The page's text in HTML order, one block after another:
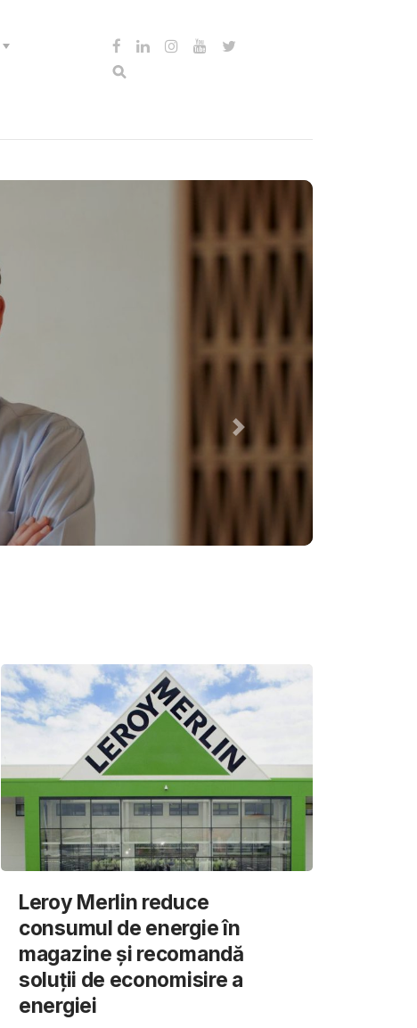
Leroy Merlin reduce
consumul de energie în
magazine și recomandă
soluții de economisire a
energiei